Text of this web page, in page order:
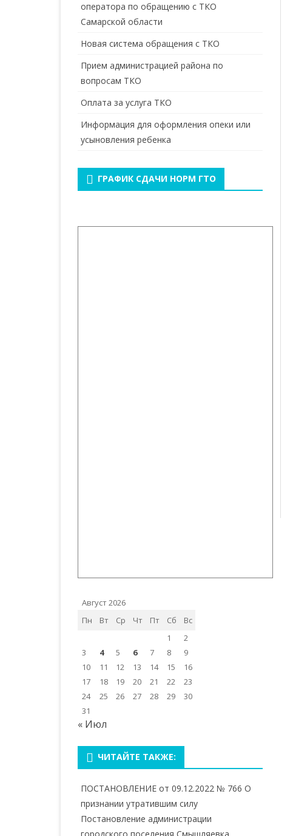
оператора по обращению с ТКО
Самарской области
Новая система обращения с ТКО
Прием администрацией района по
вопросам ТКО
Оплата за услуга ТКО
Информация для оформления опеки или
усыновления ребенка
ГРАФИК СДАЧИ НОРМ ГТО
Август 2026
Пн
Вт Ср Чт Пт Сб
Вс
1
2
3
4 5 6 7 8
9
10
11 12 13 14 15
16
17
18 19 20 21 22
23
24
25 26 27 28 29
30
31
« Июл
ЧИТАЙТЕ ТАКЖЕ:
ПОСТАНОВЛЕНИЕ от 09.12.2022 № 766 О
признании утратившим силу
Постановление администрации